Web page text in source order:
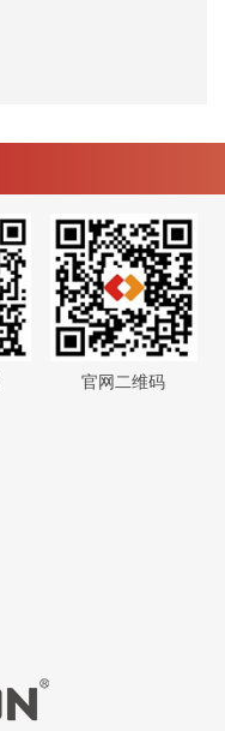
官网二维码